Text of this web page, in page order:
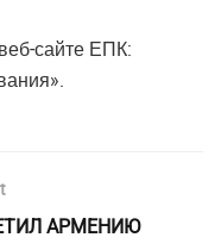
сайте ЕПК:
АРМЕНИЮ